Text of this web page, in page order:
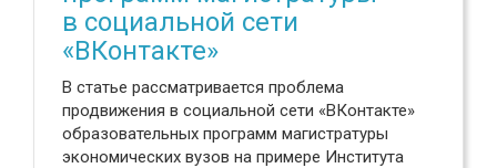
в социальной сети
«ВКонтакте»
В статье рассматривается проблема
продвижения в социальной сети «ВКонтакте»
образовательных программ магистратуры
экономических вузов на примере Института